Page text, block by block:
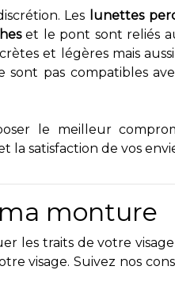
Les lunettes
et le pont sont reliés
et légères mais
pas compatibles
le meilleur
la satisfaction de vos
monture
les traits de votre
visage. Suivez nos